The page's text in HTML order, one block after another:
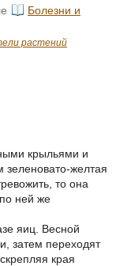
Болезни и
растений
крыльями и
желтая
то она
ней же
яиц. Весной
затем переходят
края